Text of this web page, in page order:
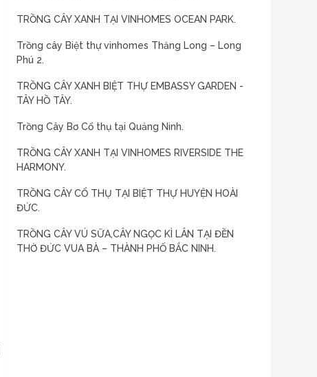
TRỒNG CÂY XANH TẠI VINHOMES OCEAN PARK.
Trồng cây Biệt thự vinhomes Thăng Long – Long
Phú 2.
TRỒNG CÂY XANH BIỆT THỰ EMBASSY GARDEN -
TÂY HỒ TÂY.
Trồng Cây Bơ Cổ thụ tại Quảng Ninh.
TRỒNG CÂY XANH TẠI VINHOMES RIVERSIDE THE
HARMONY.
TRỒNG CÂY CỔ THỤ TẠI BIỆT THỰ HUYỆN HOÀI
ĐỨC.
TRỒNG CÂY VÚ SỮA,CÂY NGỌC KÌ LÂN TẠI ĐỀN
THỜ ĐỨC VUA BÀ – THÀNH PHỐ BẮC NINH.